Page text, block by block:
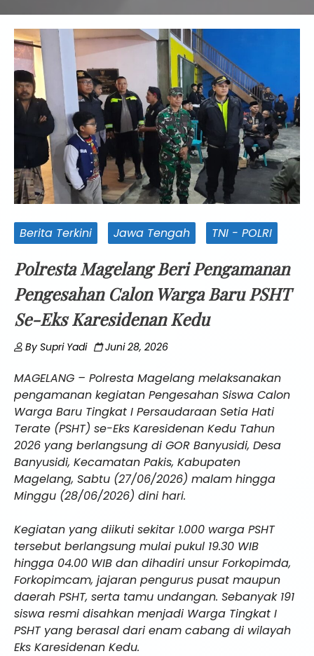
Berita Terkini Jawa Tengah TNI - POLRI
Polresta Magelang Beri Pengamanan
Pengesahan Calon Warga Baru PSHT
Se-Eks Karesidenan Kedu
BySupri Yadi Juni 28, 2026
MAGELANG – Polresta Magelang melaksanakan
pengamanan kegiatan Pengesahan Siswa Calon
Warga Baru Tingkat I Persaudaraan Setia Hati
Terate (PSHT) se-Eks Karesidenan Kedu Tahun
2026 yang berlangsung di GOR Banyusidi, Desa
Banyusidi, Kecamatan Pakis, Kabupaten
Magelang, Sabtu (27/06/2026) malam hingga
Minggu (28/06/2026) dini hari.
Kegiatan yang diikuti sekitar 1.000 warga PSHT
tersebut berlangsung mulai pukul 19.30 WIB
hingga 04.00 WIB dan dihadiri unsur Forkopimda,
Forkopimcam, jajaran pengurus pusat maupun
daerah PSHT, serta tamu undangan. Sebanyak 191
siswa resmi disahkan menjadi Warga Tingkat I
PSHT yang berasal dari enam cabang di wilayah
Eks Karesidenan Kedu.